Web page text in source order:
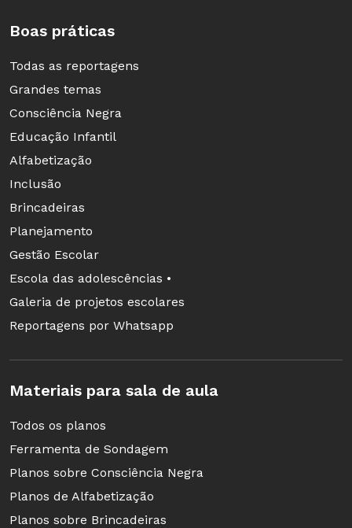
O Sol se Põe em São Paulo
reais
Os Japoneses, Célia Sakurai, 368 págs., Ed. Contexto, tel. (11) 3832-5838, 49,90
Coletânea de reportagens sobre a imigração, histórias e álbuns de fotos de
imigrantes nipônicos e seus descendentes
Boas práticas
Todas as reportagens
Grandes temas
Consciência Negra
Educação Infantil
Alfabetização
Inclusão
Brincadeiras
Planejamento
Gestão Escolar
Escola das adolescências •
Galeria de projetos escolares
Reportagens por Whatsapp
Materiais para sala de aula
Todos os planos
Ferramenta de Sondagem
Planos sobre Consciência Negra
Planos de Alfabetização
Planos sobre Brincadeiras